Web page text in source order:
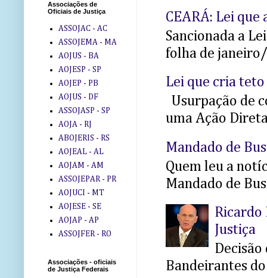
CEARÁ: Lei
Sancionada a
folha de
Lei que cria
Usurpação de
uma Ação
Mandado de
Quem leu a
Mandado de
Ricardo
Justiça
Decisão
Bandeirantes
Associações de
Oficiais de Justiça
ASSOJAC - AC
ASSOJEMA - MA
AOJUS - BA
AOJESP - SP
AOJEP - PB
AOJUS - DF
ASSOJASP - SP
AOJA - RJ
ABOJERIS - RS
AOJEAL - AL
AOJAM - AM
ASSOJEPAR - PR
AOJUCI - MT
AOJESE - SE
AOJAP - AP
ASSOJFER - RO
Associações - oficiais
de Justiça Federais